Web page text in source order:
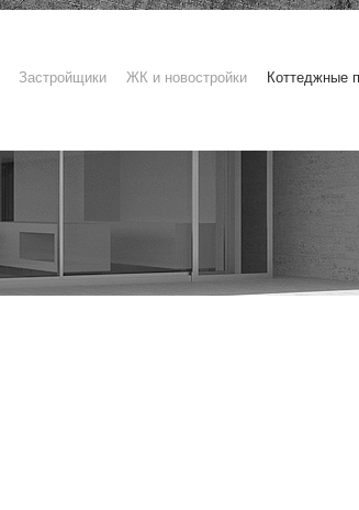
Застройщики ЖК и новостройки Коттеджные